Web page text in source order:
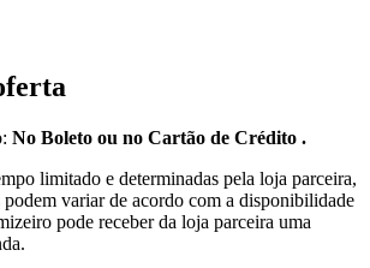
No Boleto ou no Cartão de Crédito .
limitado e determinadas pela loja parceira,
variar de acordo com a disponibilidade
pode receber da loja parceira uma